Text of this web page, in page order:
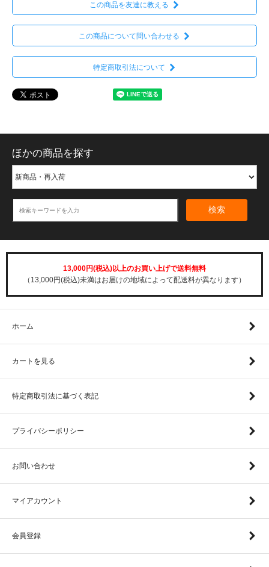
この商品を友達に教える
この商品について問い合わせる
特定商取引法について
ほかの商品を探す
検索
13,000円(税込)以上のお買い上げで送料無料
（13,000円(税込)未満はお届けの地域によって配送料が異なります）
ホーム
カートを見る
特定商取引法に基づく表記
プライバシーポリシー
お問い合わせ
マイアカウント
会員登録